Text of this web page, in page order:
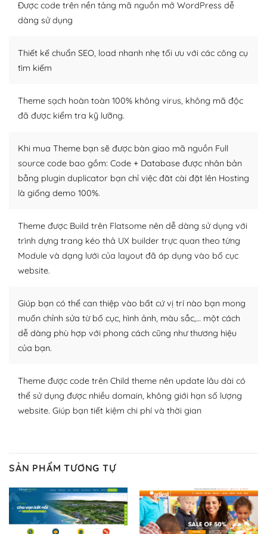
thiết kế tốt, bạn có thể tự sửa đổi. Nếu không bạn có thể
tìm kiếm chúng trên Internet hoặc nhờ chuyên gia.
– Sở hữu một cộng đồng lớn, sẵn sàng hỗ trợ
khổng lồ được kiểm duyệt bởi các nhân viên và những
người cuồng tín WordPress.
Nếu bạn gặp khó khăn, bạn có thể lên mạng và tìm
kiếm những cộng đồng WordPress, họ sẽ giúp bạn trả
lời, giải đáp vấn đề của bạn.
Cộng đồng sử dụng WordPress sẵn sàng hỗ trợ bạn
– Đa dạng plugin và themes
Plugin mở rộng là thành phần cài đặt thêm vào
WordPress để tăng thêm các tính năng cần thiết. Có
nhiều plugin trả phí hoặc miễn phí.
Nhờ lượng người dùng đông đảo, thư viện themes và
plugin của WordPress rất phong phú. Bạn có thể thỏa
thích chọn lựa plugin và themes phù hợp cho mục đích
lập website của mình.
– Dễ sử dụng
Với mọi Hosting bất kỳ thì WordPress đều có thể dễ
Và bạn có toàn quyền tự do khi quyết định nơi lưu trữ
trang web WordPress của bạn.
Dễ dàng lựa chọn Hosting cho website WordPress
Được code trên nền tảng mã nguồn mở WordPress dễ
dàng sử dụng
Thiết kế chuẩn SEO, load nhanh nhẹ tối ưu với các công cụ
tìm kiếm
Theme sạch hoàn toàn 100% không virus, không mã độc
đã được kiểm tra kỹ lưỡng.
Khi mua Theme bạn sẽ được bàn giao mã nguồn Full
source code bao gồm: Code + Database được nhân bản
bằng plugin duplicator bạn chỉ việc đăt cài đặt lên Hosting
là giống demo 100%.
Theme được Build trên Flatsome nên dễ dàng sử dụng với
trình dựng trang kéo thả UX builder trực quan theo từng
Module và dạng lưới của layout đã áp dụng vào bố cục
website.
Giúp bạn có thể can thiệp vào bất cứ vị trí nào bạn mong
muốn chỉnh sửa từ bố cục, hình ảnh, màu sắc,… một cách
dễ dàng phù hợp với phong cách cũng như thương hiệu
của bạn.
Theme được code trên Child theme nên update lâu dài có
thể sử dụng được nhiều domain, không giới hạn số lượng
website. Giúp bạn tiết kiệm chi phí và thời gian
SẢN PHẨM TƯƠNG TỰ